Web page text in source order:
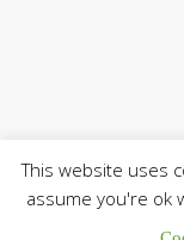
This website uses
assume you're ok